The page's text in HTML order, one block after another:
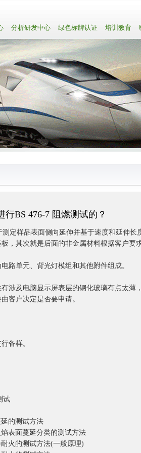
分析研发中心 绿色标牌认证 培训教育
BS 476-7 阻燃测试的？
定样品表面侧向延伸并基于速度和延伸长
，其次就是后面的非金属材料根据客户要求
路单元、背光灯模组和其他附件组成。
涉及电脑显示屏表层的钢化玻璃有点太薄
客户决定是否要申请。
备样。
试
的测试方法
表面蔓延分类的测试方法
火的测试方法(一般原理)